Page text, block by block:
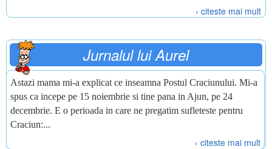
› citeste mai mult
Jurnalul lui Aurel
Astazi mama mi-a explicat ce inseamna Postul Craciunului. Mi-a
spus ca incepe pe 15 noiembrie si tine pana in Ajun, pe 24
decembrie. E o perioada in care ne pregatim sufleteste pentru
Craciun:...
› citeste mai mult